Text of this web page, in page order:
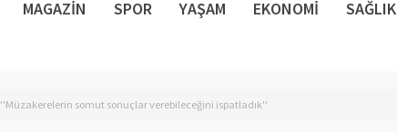
MAGAZİN SPOR YAŞAM EKONOMİ SAĞLIK
''Müzakerelerin somut sonuçlar verebileceğini ispatladık''